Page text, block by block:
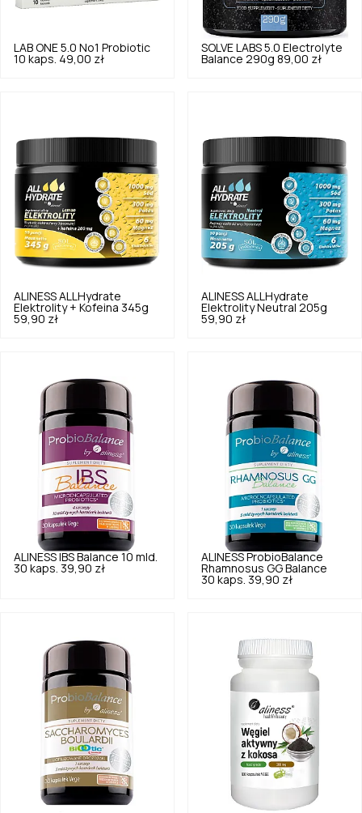
LAB ONE 5.0 No1 Probiotic
10 kaps. 49,00 zł
SOLVE LABS 5.0 Electrolyte
Balance 290g 89,00 zł
ALINESS ALLHydrate
Elektrolity + Kofeina 345g
59,90 zł
ALINESS ALLHydrate
Elektrolity Neutral 205g
59,90 zł
ALINESS IBS Balance 10 mld.
30 kaps. 39,90 zł
ALINESS ProbioBalance
Rhamnosus GG Balance
30 kaps. 39,90 zł